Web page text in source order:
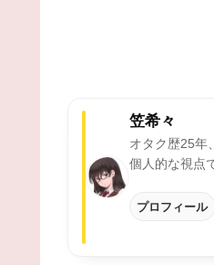
笠希々
オタク歴25年
個人的な視点
プロフィール